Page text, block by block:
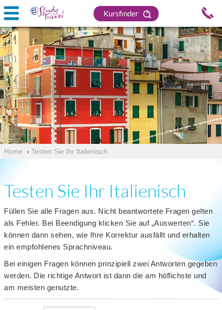
Kursfinder
Home › Testen Sie Ihr Italienisch
Testen Sie Ihr Italienisch
Füllen Sie alle Fragen aus. Nicht beantwortete Fragen gelten
als Fehler. Bei Beendigung klicken Sie auf „Auswerten“. Sie
können dann sehen, wie Ihre Korrektur ausfällt und erhalten
ein empfohlenes Sprachniveau.
Bei einigen Fragen können prinzipiell zwei Antworten gegeben
werden. Die richtige Antwort ist dann die am höflichste und
am meisten genutzte.